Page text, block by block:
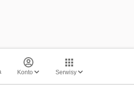
Konto Serwisy